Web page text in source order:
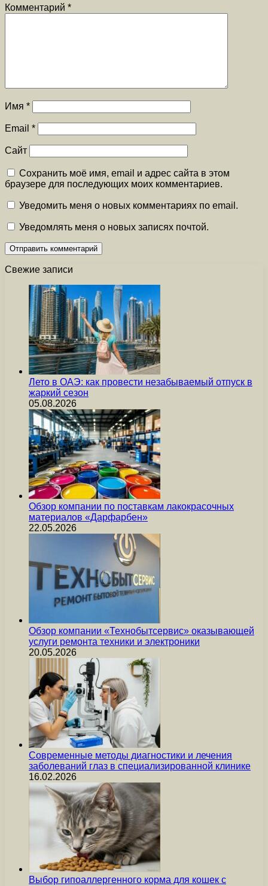
Комментарий *
Имя *
Email *
Сайт
Сохранить моё имя, email и адрес сайта в этом
браузере для последующих моих комментариев.
Уведомить меня о новых комментариях по email.
Уведомлять меня о новых записях почтой.
Свежие записи
Лето в ОАЭ: как провести незабываемый отпуск в
жаркий сезон
05.08.2026
Обзор компании по поставкам лакокрасочных
материалов «Дарфарбен»
22.05.2026
Обзор компании «Технобытсервис» оказывающей
услуги ремонта техники и электроники
20.05.2026
Современные методы диагностики и лечения
заболеваний глаз в специализированной клинике
16.02.2026
Выбор гипоаллергенного корма для кошек с